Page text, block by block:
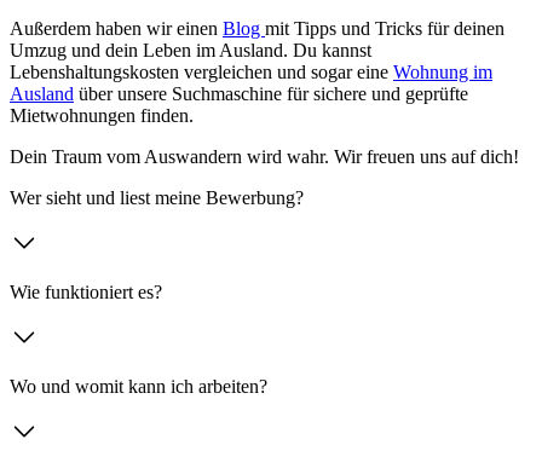
Außerdem haben wir einen Blog mit Tipps und Tricks für deinen
Umzug und dein Leben im Ausland. Du kannst
Lebenshaltungskosten vergleichen und sogar eine Wohnung im
Ausland über unsere Suchmaschine für sichere und geprüfte
Mietwohnungen finden.
Dein Traum vom Auswandern wird wahr. Wir freuen uns auf dich!
Wer sieht und liest meine Bewerbung?
Wie funktioniert es?
Wo und womit kann ich arbeiten?